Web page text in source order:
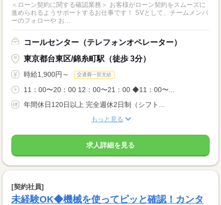
＜ローン契約に関する確認業務＞ お客様がローン契約をスムーズに
進められるようサポートするお仕事です！ SVとして、チームメンバ
ーのフォローや お...
コールセンター（テレフォンオペレーター）
東京都台東区/錦糸町駅（徒歩 3分）
時給1,900円～ 交通費一部支給
11：00〜20：00 12：00〜21：00 ◆11：00〜...
年間休日120日以上 完全週休2日制（シフト...
もっと見る
求人詳細を見る
[契約社員]
未経験OK◆機械を使ってピッと確認！カンタ